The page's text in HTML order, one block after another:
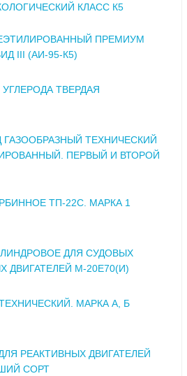
КЛАСС К5
ПРЕМИУМ
III (АИ-95-К5)
ТВЕРДАЯ
ГАЗООБРАЗНЫЙ ТЕХНИЧЕСКИЙ
ПЕРВЫЙ И ВТОРОЙ
ТП-22С. МАРКА 1
ДЛЯ СУДОВЫХ
ДВИГАТЕЛЕЙ М-20Е70(И)
МАРКА А, Б
РЕАКТИВНЫХ ДВИГАТЕЛЕЙ
СОРТ